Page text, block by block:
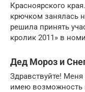
Красноярского
крючком занялась
решила принять
кролик 2011» в
Дед Мороз и
Здравствуйте! Меня
имею возможность